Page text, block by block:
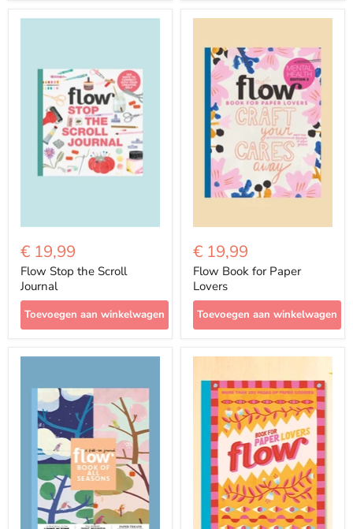
€ 19,99
Flow Stop the Scroll
Journal
Toevoegen aan winkelwagen
€ 19,99
Flow Book for Paper
Lovers
Toevoegen aan winkelwagen